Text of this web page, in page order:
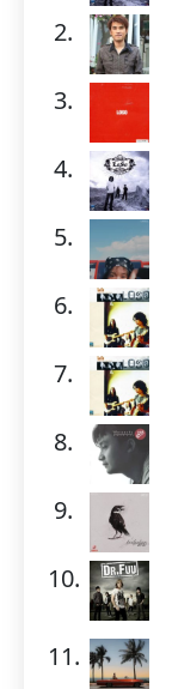
2.
3.
4.
5.
6.
7.
8.
9.
10.
11.